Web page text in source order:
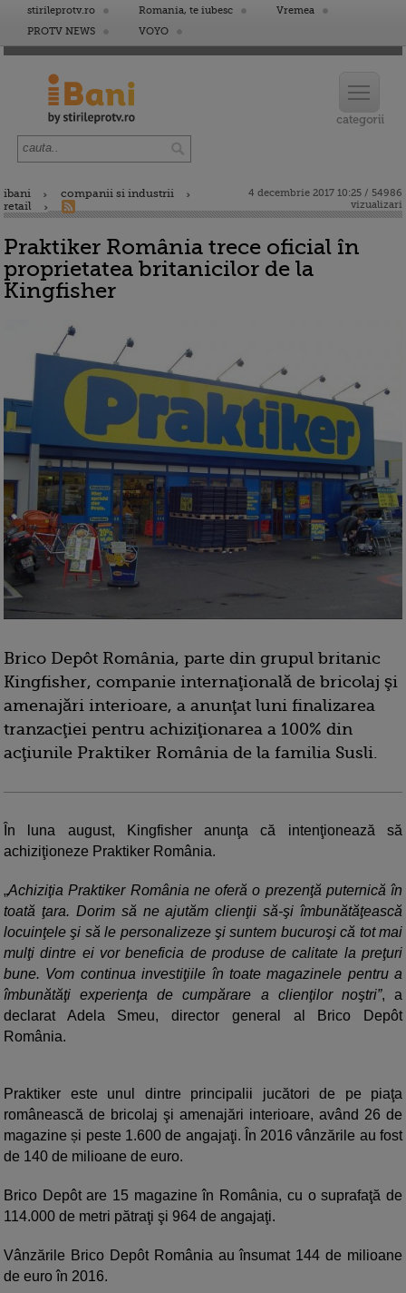
stirileprotv.ro Romania, te iubesc
Vremea
PROTV NEWS
VOYO
ibani
companii si industrii
retail
4 decembrie 2017 10:25 / 54986
vizualizari
Praktiker România trece oficial în
proprietatea britanicilor de la
Kingfisher
Brico Depôt România, parte din grupul britanic
Kingfisher, companie internaţională de bricolaj şi
amenajări interioare, a anunţat luni finalizarea
tranzacţiei pentru achiziţionarea a 100% din
acţiunile Praktiker România de la familia Susli.
În luna august, Kingfisher anunţa că intenţionează să
achiziţioneze Praktiker România.
„Achiziţia Praktiker România ne oferă o prezenţă puternică în
toată ţara. Dorim să ne ajutăm clienţii să-şi îmbunătăţească
locuinţele şi să le personalizeze şi suntem bucuroşi că tot mai
mulţi dintre ei vor beneficia de produse de calitate la preţuri
bune. Vom continua investiţiile în toate magazinele pentru a
îmbunătăţi experienţa de cumpărare a clienţilor noştri”, a
declarat Adela Smeu, director general al Brico Depôt
România.
Praktiker este unul dintre principalii jucători de pe piaţa
românească de bricolaj şi amenajări interioare, având 26 de
magazine și peste 1.600 de angajaţi. În 2016 vânzările au fost
de 140 de milioane de euro.
Brico Depôt are 15 magazine în România, cu o suprafaţă de
114.000 de metri pătraţi şi 964 de angajaţi.
Vânzările Brico Depôt România au însumat 144 de milioane
de euro în 2016.